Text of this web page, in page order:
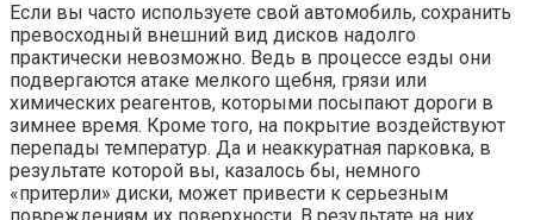
Если вы часто используете свой автомобиль, сохранить
превосходный внешний вид дисков надолго
практически невозможно. Ведь в процессе езды они
подвергаются атаке мелкого щебня, грязи или
химических реагентов, которыми посыпают дороги в
зимнее время. Кроме того, на покрытие воздействуют
перепады температур. Да и неаккуратная парковка, в
результате которой вы, казалось бы, немного
«притерли» диски, может привести к серьезным